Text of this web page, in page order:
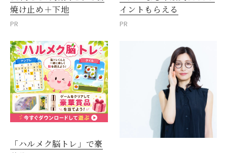
焼け止め＋下地
PR
イントもらえる
PR
「ハルメク脳トレ」で豪